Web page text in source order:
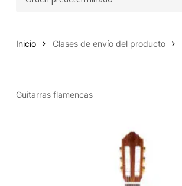
Inicio Clases de envío del producto
Guitarras flamencas